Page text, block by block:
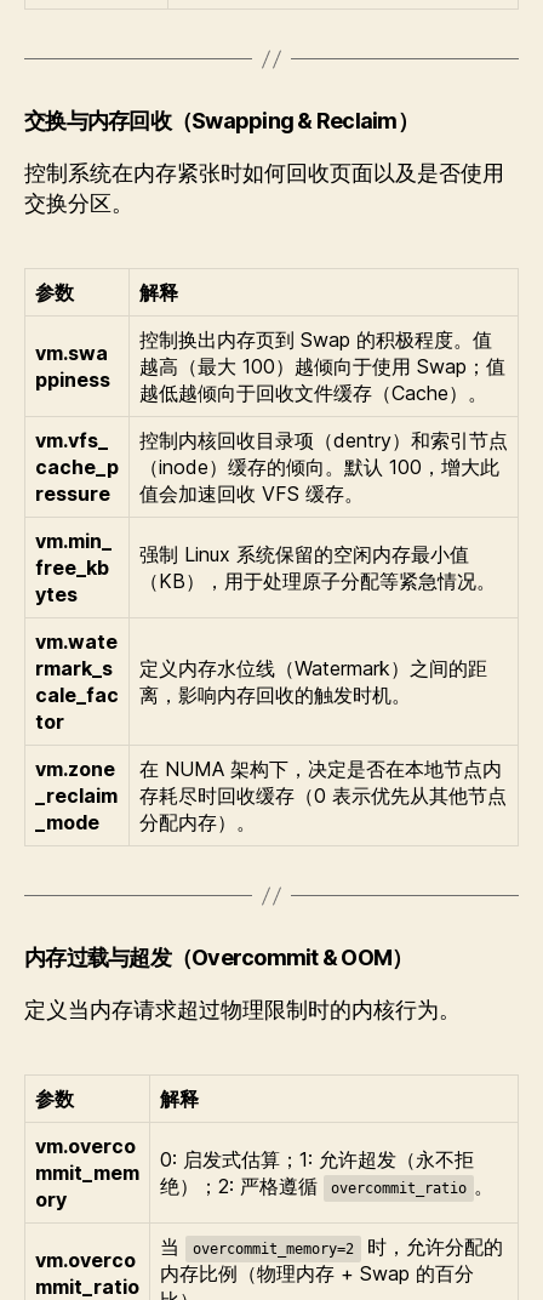
交换与内存回收（Swapping & Reclaim）
控制系统在内存紧张时如何回收页面以及是否使用
交换分区。
参数 解释
vm.swa
ppiness
控制换出内存页到 Swap 的积极程度。值
越高（最大 100）越倾向于使用 Swap；值
越低越倾向于回收文件缓存（Cache）。
vm.vfs_
cache_p
ressure
控制内核回收目录项（dentry）和索引节点
（inode）缓存的倾向。默认 100，增大此
值会加速回收 VFS 缓存。
vm.min_
free_kb
ytes
强制 Linux 系统保留的空闲内存最小值
（KB），用于处理原子分配等紧急情况。
vm.wate
rmark_s
cale_fac
tor
定义内存水位线（Watermark）之间的距
离，影响内存回收的触发时机。
vm.zone
_reclaim
_mode
在 NUMA 架构下，决定是否在本地节点内
存耗尽时回收缓存（0 表示优先从其他节点
分配内存）。
内存过载与超发（Overcommit & OOM）
定义当内存请求超过物理限制时的内核行为。
参数
解释
vm.overco
mmit_mem
ory
0: 启发式估算；1: 允许超发（永不拒
绝）；2: 严格遵循
overcommit_ratio 。
vm.overco
mmit_ratio
当 overcommit_memory=2
时，允许分配的
内存比例（物理内存 + Swap 的百分